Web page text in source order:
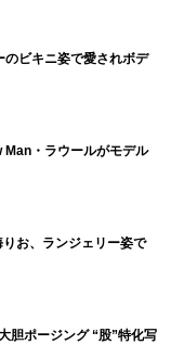
ビキニ姿で愛されボデ
Man・ラウールがモデル
お、ランジェリー姿で
胆ポージング “股”特化写